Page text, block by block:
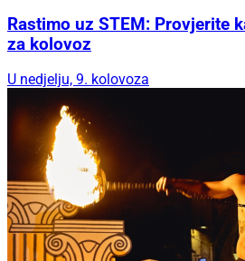
Rastimo uz STEM: Provjerite
za kolovoz
U nedjelju, 9. kolovoza